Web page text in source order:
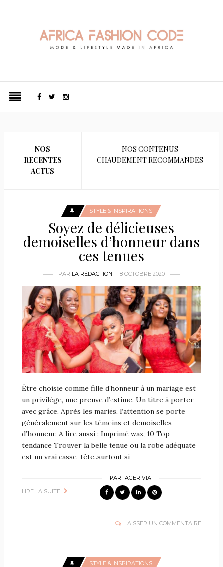
NOS
RECENTES
ACTUS
NOS CONTENUS
CHAUDEMENT RECOMMANDES
STYLE & INSPIRATIONS
Soyez de délicieuses
demoiselles d’honneur dans
ces tenues
PAR LA RÉDACTION 8 OCTOBRE 2020
Être choisie comme fille d’honneur à un mariage est
un privilège, une preuve d’estime. Un titre à porter
avec grâce. Après les mariés, l’attention se porte
généralement sur les témoins et demoiselles
d’honneur. A lire aussi : Imprimé wax, 10 Top
tendance Trouver la belle tenue ou la robe adéquate
est un vrai casse-tête..surtout si
LIRE LA SUITE
PARTAGER VIA
LAISSER UN COMMENTAIRE
STYLE & INSPIRATIONS